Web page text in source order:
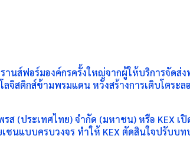
นส์ฟอร์มองค์กรครั้งใหญ่จากผู้ให้บริการจัด
ลจิสติกส์ข้ามพรมแดน หวังสร้างการเติบโต
ส (ประเทศไทย) จำกัด (มหาชน) หรือ KEX
นแบบครบวงจร ทำให้ KEX ตัดสินใจปรับบ